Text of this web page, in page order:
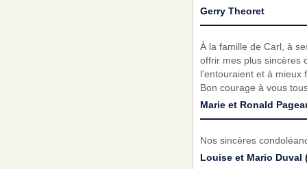
Gerry Theoret
À la famille de Carl, à
offrir mes plus sincères
l'entouraient et à mieux
Bon courage à vous
Marie et Ronald
Nos sincères
Louise et Mario Duval